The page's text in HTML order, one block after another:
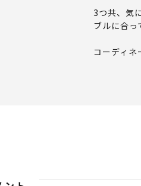
3つ共、気
ブルに合っ
コーディネ